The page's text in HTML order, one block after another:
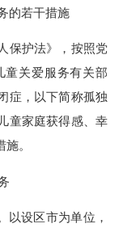
的若干措施
护法》，按照党
童关爱服务有关部
症，以下简称孤独
童家庭获得感、幸
。
设区市为单位，